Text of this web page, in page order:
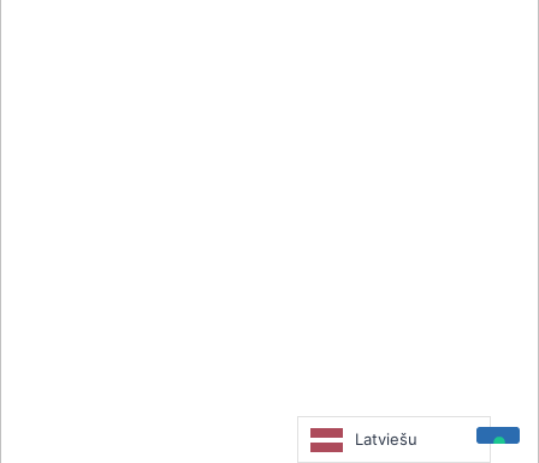
Latviešu